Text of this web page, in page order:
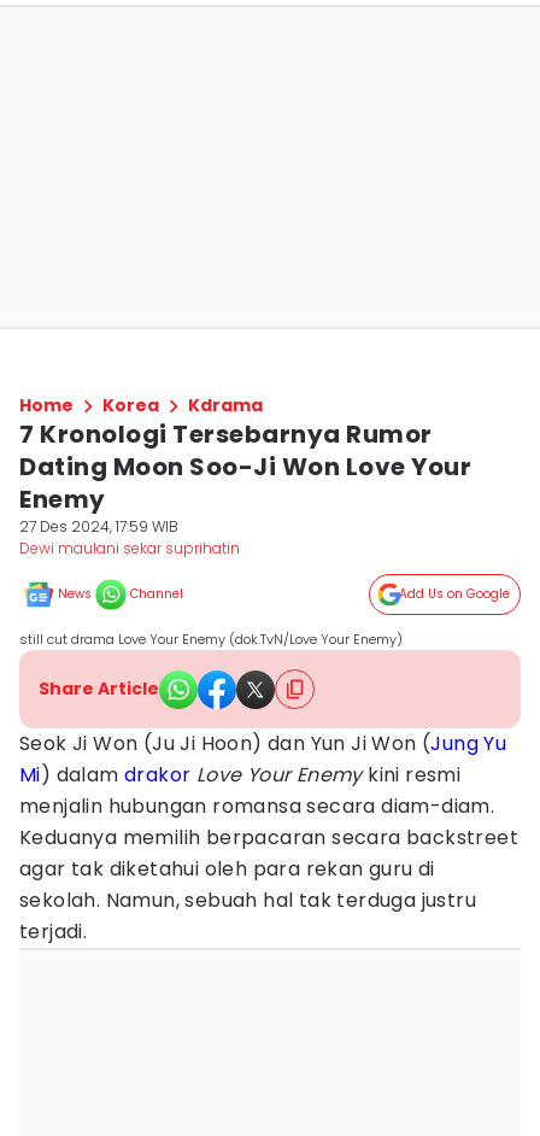
Home Korea Kdrama
7 Kronologi Tersebarnya Rumor
Dating Moon Soo-Ji Won Love Your
Enemy
27 Des 2024, 17:59 WIB
Dewi maulani sekar suprihatin
News Channel Add Us on Google
still cut drama Love Your Enemy (dok.TvN/Love Your Enemy)
Share Article
Seok Ji Won (Ju Ji Hoon) dan Yun Ji Won (Jung Yu
Mi) dalamdrakor Love Your Enemykini resmi
menjalin hubungan romansa secara diam-diam.
Keduanya memilih berpacaran secara backstreet
agar tak diketahui oleh para rekan guru di
sekolah. Namun, sebuah hal tak terduga justru
terjadi.